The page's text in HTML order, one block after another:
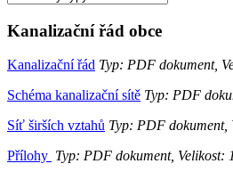
Kanalizační řád obce
Kanalizační řád Typ: PDF dokument,
Schéma kanalizační sítě Typ: PDF
Síť širších vztahů Typ: PDF dokument,
Přílohy Typ: PDF dokument, Velikost: